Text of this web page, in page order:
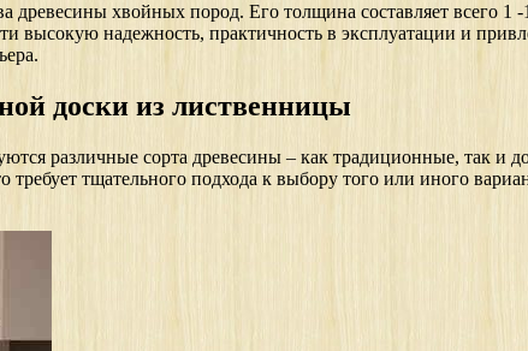
хвойных пород. Его толщина составляет всего 1
высокую надежность, практичность в эксплуатации и
доски из лиственницы
различные сорта древесины – как традиционные, так и
требует тщательного подхода к выбору того или иного